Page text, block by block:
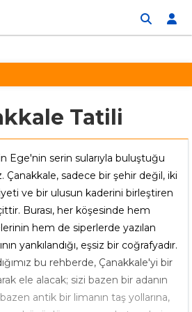
Tatili
Ege'nin serin sularıyla buluştuğu
Çanakkale, sadece bir şehir değil, iki
ve bir ulusun kaderini birleştiren
Burası, her köşesinde hem
hem de siperlerde yazılan
yankılandığı, eşsiz bir coğrafyadır.
bu rehberde, Çanakkale'yi bir
ele alacak; sizi bazen bir adanın
antik bir limanın taş yollarına,